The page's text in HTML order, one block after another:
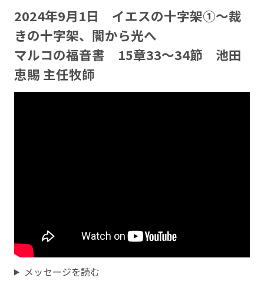
2024年9月1日 イエスの十字架①〜裁
きの十字架、闇から光へ
マルコの福音書 15章33～34節 池田
恵賜 主任牧師
メッセージを読む